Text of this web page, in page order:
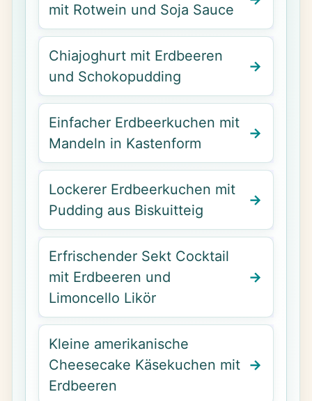
mit Rotwein und Soja Sauce
Chiajoghurt mit Erdbeeren
und Schokopudding
Einfacher Erdbeerkuchen mit
Mandeln in Kastenform
Lockerer Erdbeerkuchen mit
Pudding aus Biskuitteig
Erfrischender Sekt Cocktail
mit Erdbeeren und
Limoncello Likör
Kleine amerikanische
Cheesecake Käsekuchen mit
Erdbeeren